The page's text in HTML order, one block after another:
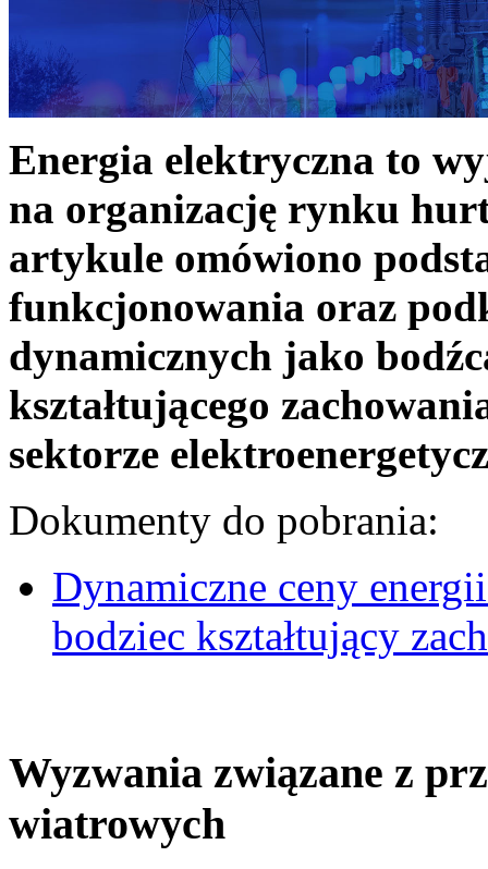
Energia elektryczna to
na organizację rynku
artykule omówiono
funkcjonowania oraz
dynamicznych jako
kształtującego
sektorze
Dokumenty do pobrania:
Dynamiczne ceny
bodziec kształtujący
Wyzwania związane z
wiatrowych